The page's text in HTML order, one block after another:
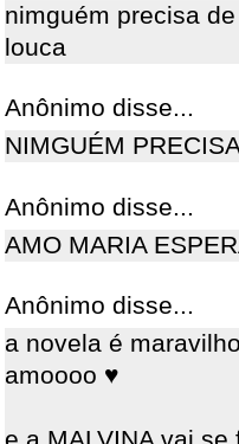
nimguém precisa
louca
Anônimo disse...
NIMGUÉM
Anônimo disse...
AMO MARIA
Anônimo disse...
a novela é
amoooo ♥